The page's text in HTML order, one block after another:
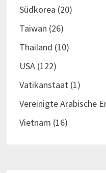
Südkorea (20)
Taiwan (26)
Thailand (10)
USA(122)
Vatikanstaat(1)
Vereinigte Arabische
Vietnam (16)